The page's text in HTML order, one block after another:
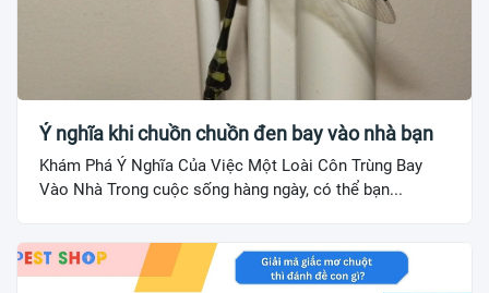
Ý nghĩa khi chuồn chuồn đen bay vào nhà bạn
Khám Phá Ý Nghĩa Của Việc Một Loài Côn Trùng Bay
Vào Nhà Trong cuộc sống hàng ngày, có thể bạn...